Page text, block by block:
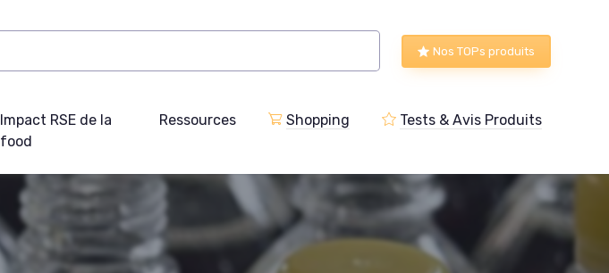
Nos TOPs produits
Impact RSE de la
food
Ressources Shopping Tests & Avis Produits